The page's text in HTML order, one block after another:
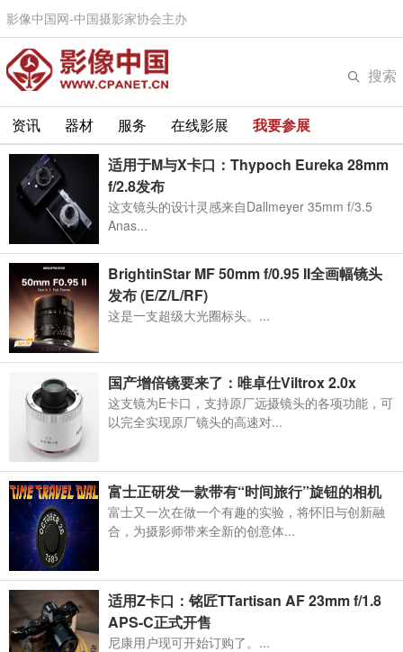
影像中国网-中国摄影家协会主办
搜索
资讯 器材 服务 在线影展
我要参展
适用于M与X卡口：Thypoch Eureka 28mm
f/2.8发布
这支镜头的设计灵感来自Dallmeyer 35mm f/3.5
Anas...
BrightinStar MF 50mm f/0.95 II全画幅镜头
发布 (E/Z/L/RF)
这是一支超级大光圈标头。...
国产增倍镜要来了：唯卓仕Viltrox 2.0x
这支镜为E卡口，支持原厂远摄镜头的各项功能，可
以完全实现原厂镜头的高速对...
富士正研发一款带有“时间旅行”旋钮的相机
富士又一次在做一个有趣的实验，将怀旧与创新融
合，为摄影师带来全新的创意体...
适用Z卡口：铭匠TTartisan AF 23mm f/1.8
APS-C正式开售
尼康用户现可开始订购了。...